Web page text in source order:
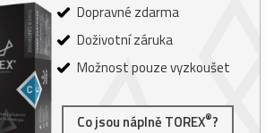
Dopravné zdarma
Doživotní záruka
Možnost pouze vyzkoušet
Co jsou náplně TOREX®?